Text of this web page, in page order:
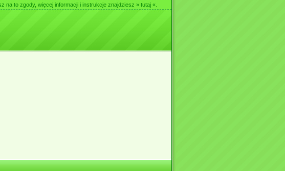
na to zgody, więcej informacji i instrukcje znajdziesz » tutaj «